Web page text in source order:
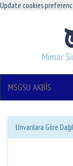
Update cookies
Mimar
MSGSU AKBİS
Unvanlara Göre